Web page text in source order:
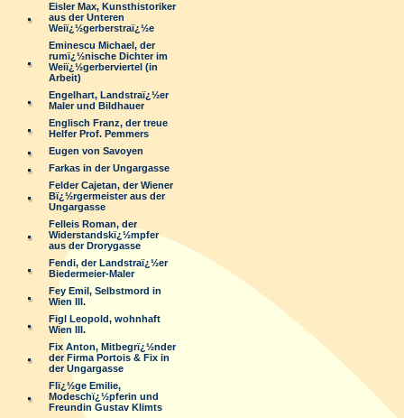
Eisler Max, Kunsthistoriker
aus der Unteren
Weiï¿½gerberstraï¿½e
Eminescu Michael, der
rumï¿½nische Dichter im
Weiï¿½gerberviertel (in
Arbeit)
Engelhart, Landstraï¿½er
Maler und Bildhauer
Englisch Franz, der treue
Helfer Prof. Pemmers
Eugen von Savoyen
Farkas in der Ungargasse
Felder Cajetan, der Wiener
Bï¿½rgermeister aus der
Ungargasse
Felleis Roman, der
Widerstandskï¿½mpfer
aus der Drorygasse
Fendi, der Landstraï¿½er
Biedermeier-Maler
Fey Emil, Selbstmord in
Wien III.
Figl Leopold, wohnhaft
Wien III.
Fix Anton, Mitbegrï¿½nder
der Firma Portois & Fix in
der Ungargasse
Flï¿½ge Emilie,
Modeschï¿½pferin und
Freundin Gustav Klimts